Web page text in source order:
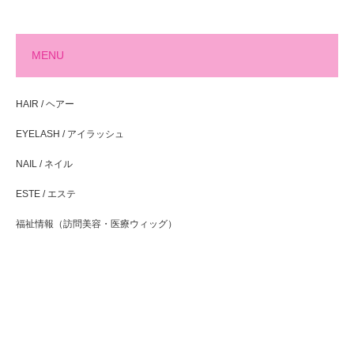
MENU
HAIR / ヘアー
EYELASH / アイラッシュ
NAIL / ネイル
ESTE / エステ
福祉情報（訪問美容・医療ウィッグ）